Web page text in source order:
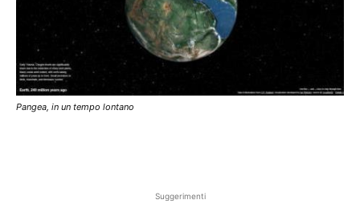
Pangea, in un tempo lontano
Suggerimenti